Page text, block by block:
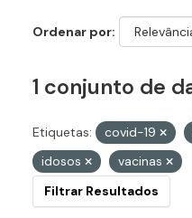
Ordenar por
1 conjunto de
Etiquetas: covid-19
idosos
vacinas
Filtrar Resultados